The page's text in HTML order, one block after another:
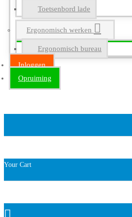
Toetsenbord lade
Ergonomisch werken
Ergonomisch bureau
Inloggen
Opruiming
Your Cart